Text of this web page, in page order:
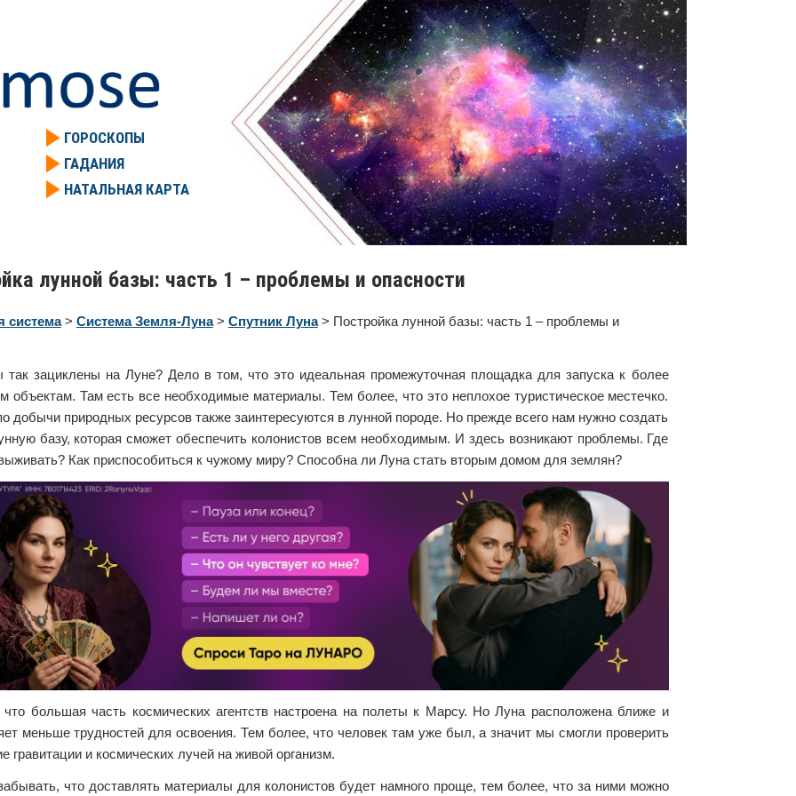
ГОРОСКОПЫ
ГАДАНИЯ
НАТАЛЬНАЯ КАРТА
лунной базы: часть 1 – проблемы и опасности
система> Система Земля-Луна> Спутник Луна> Постройка лунной базы: часть 1 – проблемы и
зациклены на Луне? Дело в том, что это идеальная промежуточная площадка для запуска к более
объектам. Там есть все необходимые материалы. Тем более, что это неплохое туристическое местечко.
добычи природных ресурсов также заинтересуются в лунной породе. Но прежде всего нам нужно создать
базу, которая сможет обеспечить колонистов всем необходимым. И здесь возникают проблемы. Где
Как приспособиться к чужому миру? Способна ли Луна стать вторым домом для землян?
большая часть космических агентств настроена на полеты к Марсу. Но Луна расположена ближе и
меньше трудностей для освоения. Тем более, что человек там уже был, а значит мы смогли проверить
гравитации и космических лучей на живой организм.
что доставлять материалы для колонистов будет намного проще, тем более, что за ними можно